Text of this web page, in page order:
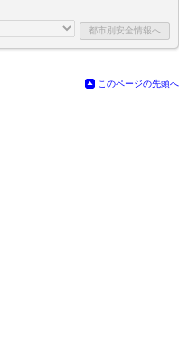
このページの先頭へ